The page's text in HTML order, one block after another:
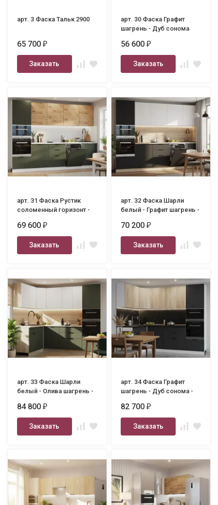
арт. 3 Фаска Тальк 2900
65 700₽
Заказать
арт. 30 Фаска Графит
шагрень - Дуб сонома
56 600₽
Заказать
арт. 31 Фаска Рустик
соломенный горизонт -
69 600₽
Заказать
арт. 32 Фаска Шарли
белый - Графит шагрень -
70 200₽
Заказать
арт. 33 Фаска Шарли
белый - Олива шагрень -
84 800₽
Заказать
арт. 34 Фаска Графит
шагрень - Дуб сонома -
82 700₽
Заказать